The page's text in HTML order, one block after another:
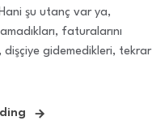
şu utanç var ya,
faturalarını
dişçiye gidemedikleri, tekrar